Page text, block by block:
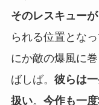
そのレスキュー
られる位置とな
にか敵の爆風に
ばしば。 彼らは
扱い。 今作も一